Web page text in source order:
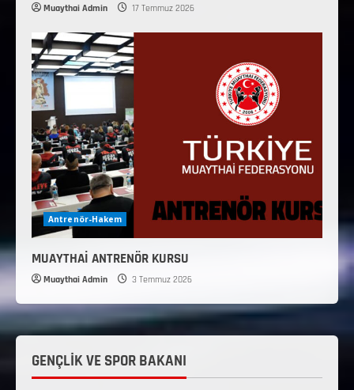
Muaythai Admin 17 Temmuz 2026
Antrenör-Hakem
MUAYTHAİ ANTRENÖR KURSU
Muaythai Admin 3 Temmuz 2026
GENÇLİK VE SPOR BAKANI